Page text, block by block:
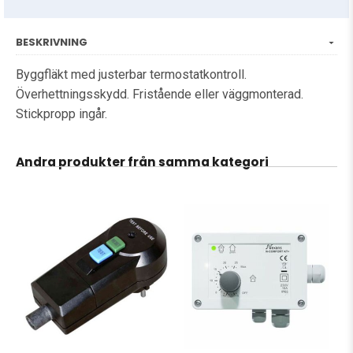
BESKRIVNING
Byggfläkt med justerbar termostatkontroll.
Överhettningsskydd. Fristående eller väggmonterad.
Stickpropp ingår.
Andra produkter från samma kategori